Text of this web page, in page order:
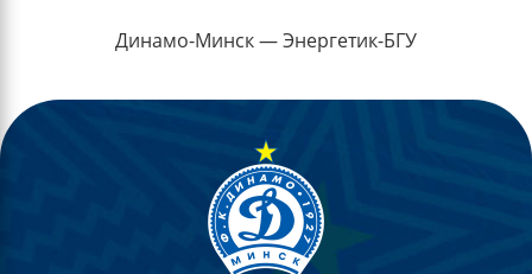
Динамо-Минск — Энергетик-БГУ